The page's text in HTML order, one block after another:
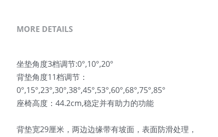
MORE DETAILS
坐垫角度3档调节:0°,10°,20°
背垫角度11档调节：
0°,15°,23°,30°,38°,45°,53°,60°,68°,75°,85°
座椅高度：44.2cm,稳定并有助力的功能
背垫宽29厘米，两边边缘带有坡面，表面防滑处理，